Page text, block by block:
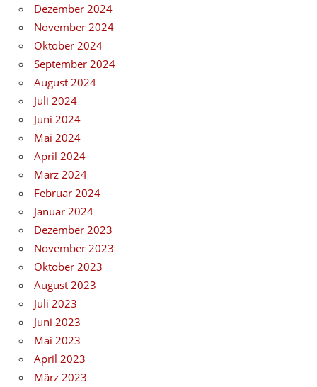
Dezember 2024
November 2024
Oktober 2024
September 2024
August 2024
Juli 2024
Juni 2024
Mai 2024
April 2024
März 2024
Februar 2024
Januar 2024
Dezember 2023
November 2023
Oktober 2023
August 2023
Juli 2023
Juni 2023
Mai 2023
April 2023
März 2023